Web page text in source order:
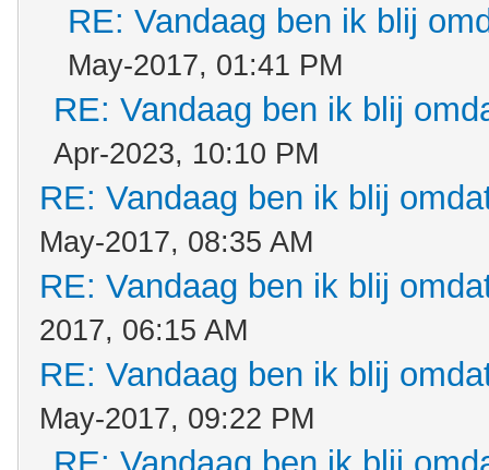
RE: Vandaag ben ik blij
May-2017, 01:41 PM
RE: Vandaag ben ik blij
Apr-2023, 10:10 PM
RE: Vandaag ben ik blij
May-2017, 08:35 AM
RE: Vandaag ben ik blij
2017, 06:15 AM
RE: Vandaag ben ik blij
May-2017, 09:22 PM